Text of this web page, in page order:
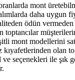
mont
daha uygun
ödün
toptancılar
mont modellerini
kıyafetlerinden olan
seçenekleri ile şık